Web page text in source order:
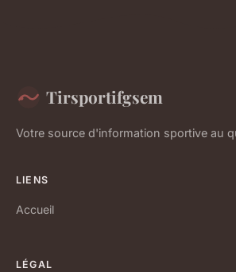
Tirsportifgsem
Votre source d'information sportive au
LIENS
Accueil
LÉGAL